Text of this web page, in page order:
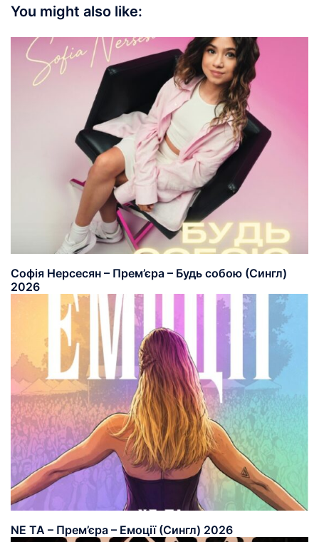
You might also like:
Софія Нерсесян – Прем’єра – Будь собою (Сингл)
2026
NE TA – Прем’єра – Емоції (Сингл) 2026